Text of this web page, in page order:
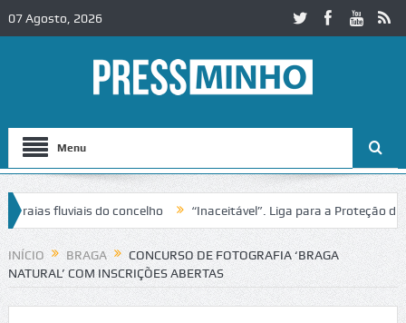
07 Agosto, 2026
Menu
fluviais do concelho “Inaceitável”. Liga para a Proteção da
INÍCIO BRAGA
CONCURSO DE FOTOGRAFIA ‘BRAGA
NATURAL’ COM INSCRIÇÕES ABERTAS